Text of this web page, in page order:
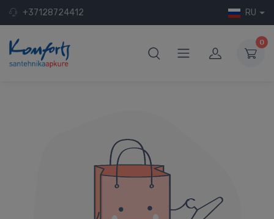
+37128724412 RU
0